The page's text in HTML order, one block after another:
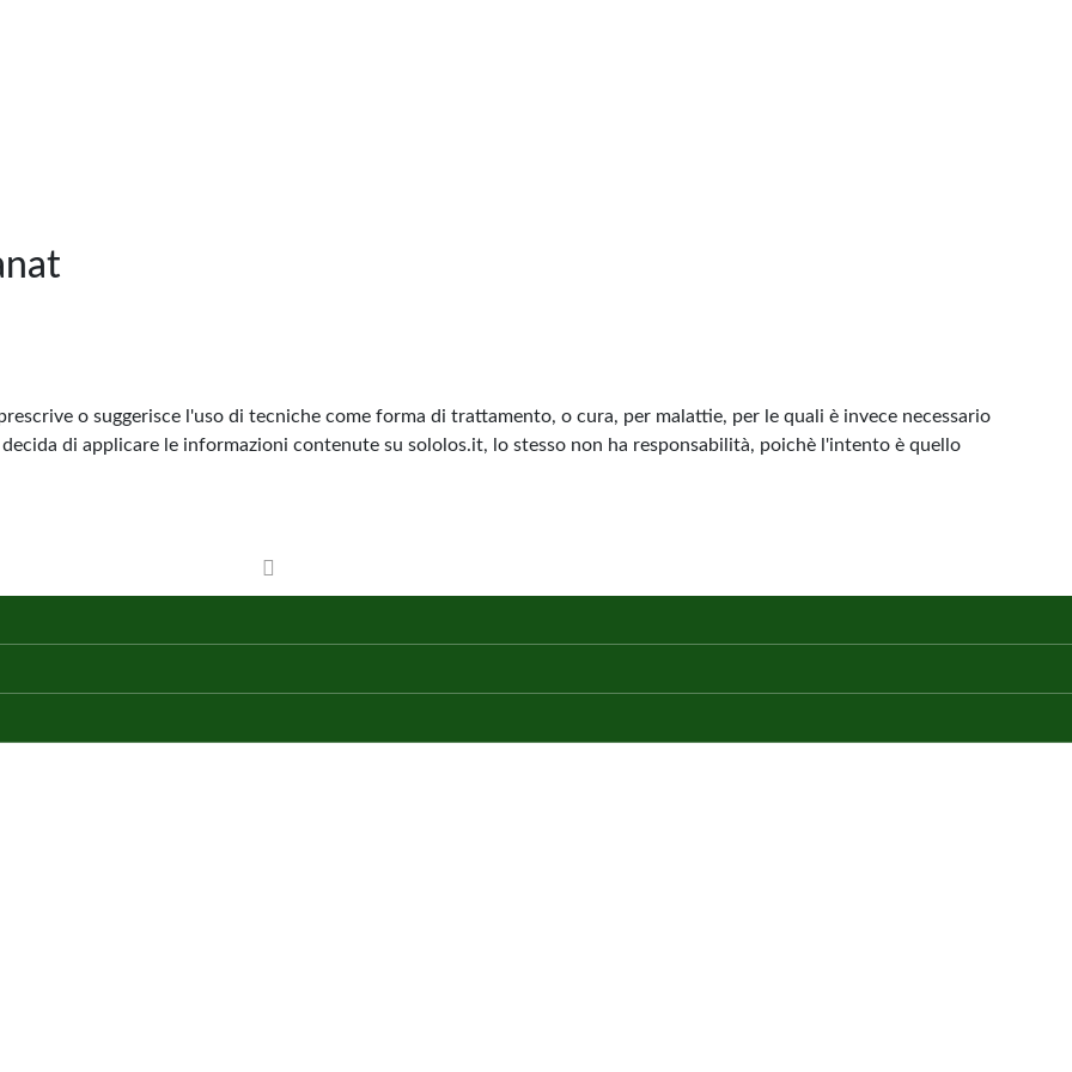
o suggerisce l'uso di tecniche come forma di trattamento, o cura, per malattie, per le quali è invece necessario
di applicare le informazioni contenute su sololos.it, lo stesso non ha responsabilità, poichè l'intento è quello